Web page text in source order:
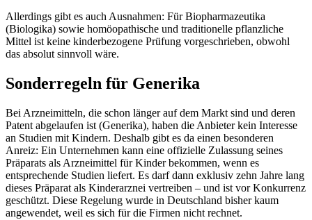
Allerdings gibt es auch Ausnahmen: Für Biopharmazeutika
(Biologika) sowie homöopathische und traditionelle pflanzliche
Mittel ist keine kinderbezogene Prüfung vorgeschrieben, obwohl
das absolut sinnvoll wäre.
Sonderregeln für Generika
Bei Arzneimitteln, die schon länger auf dem Markt sind und deren
Patent abgelaufen ist (Generika), haben die Anbieter kein Interesse
an Studien mit Kindern. Deshalb gibt es da einen besonderen
Anreiz: Ein Unternehmen kann eine offizielle Zulassung seines
Präparats als Arzneimittel für Kinder bekommen, wenn es
entsprechende Studien liefert. Es darf dann exklusiv zehn Jahre lang
dieses Präparat als Kinderarznei vertreiben – und ist vor Konkurrenz
geschützt. Diese Regelung wurde in Deutschland bisher kaum
angewendet, weil es sich für die Firmen nicht rechnet.